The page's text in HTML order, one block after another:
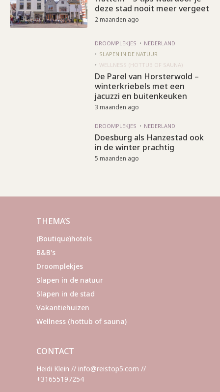
deze stad nooit meer vergeet
2 maanden ago
DROOMPLEKJES
NEDERLAND
SLAPEN IN DE NATUUR
WELLNESS (HOTTUB OF SAUNA)
De Parel van Horsterwold –
winterkriebels met een
jacuzzi en buitenkeuken
3 maanden ago
DROOMPLEKJES NEDERLAND
Doesburg als Hanzestad ook
in de winter prachtig
5 maanden ago
THEMA’S
(Boutique)hotels
B&B's
Droomplekjes
Slapen in de natuur
Slapen in de stad
Vakantiehuizen
Wellness (hottub of sauna)
CONTACT
Heidi Klein // info@reistop5.com //
+31655197254